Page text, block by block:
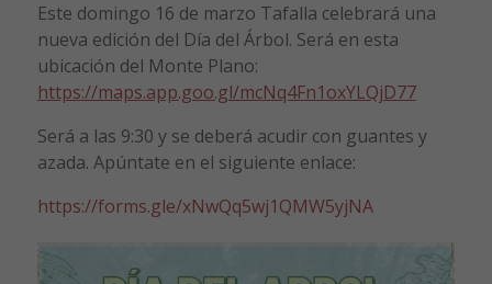
Este domingo 16 de marzo Tafalla celebrará una
nueva edición del Día del Árbol. Será en esta
ubicación del Monte Plano:
https://maps.app.goo.gl/mcNq4Fn1oxYLQjD77
Será a las 9:30 y se deberá acudir con guantes y
azada. Apúntate en el siguiente enlace:
https://forms.gle/xNwQq5wj1QMW5yjNA